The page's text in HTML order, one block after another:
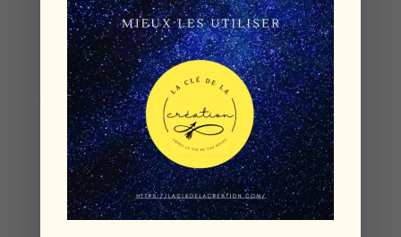
Cet équilibre renforcera votre connexion et
vous aidera à grandir ensemble.
Assertivité et résolution de
conflits
L’assertivité et la résolution de conflits sont
également cruciales pour maintenir une
relation saine sur le long terme. Apprends à